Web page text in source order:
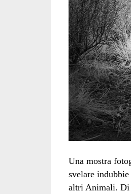
Una mostra
svelare
altri Animali. Di